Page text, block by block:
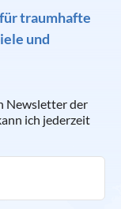
traumhafte
und
Newsletter der
ich jederzeit